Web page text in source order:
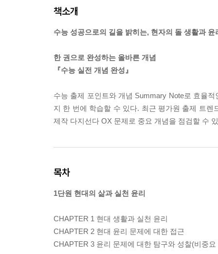
책소개
수능 성공으로의 길을 밝히는, 현자의 돌 생활과 윤
한 권으로 완성하는 올바른 개념
『수능 실전 개념 완성』
수능 출제 포인트와 개념 Summary Note로 효율
지 한 번에 학습할 수 있다. 최근 평가원 출제 트
제작 다지선다 OX 문제로 중요 개념을 점검할 수
목차
1단원 현대의 삶과 실천 윤리
CHAPTER 1 현대 생활과 실천 윤리
CHAPTER 2 현대 윤리 문제에 대한 접근
CHAPTER 3 윤리 문제에 대한 탐구와 성찰(비중